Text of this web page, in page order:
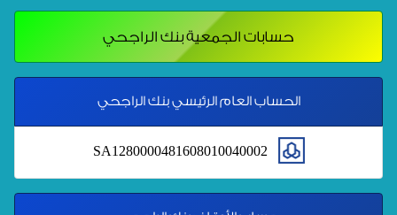
حسابات الجمعية بنك الراجحي
الحساب العام الرئيسي بنك الراجحي